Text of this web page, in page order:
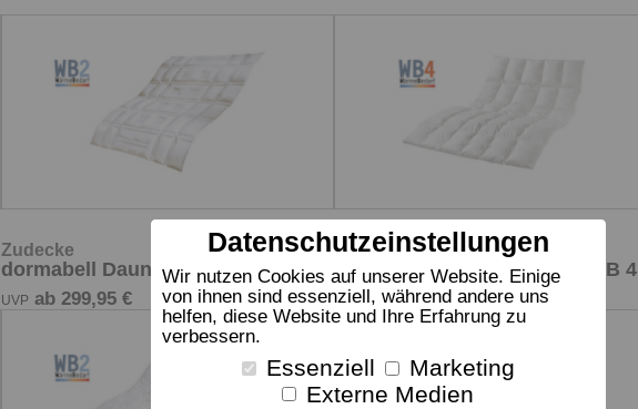
Zudecke
dormabell Daunen Edition WB 2
UVP ab 299,95 €
Zudecke
dormabell Daunen Edition WB 4
UVPab 599,95 €
Datenschutzeinstellungen
Wir nutzen Cookies auf unserer Website. Einige
von ihnen sind essenziell, während andere uns
helfen, diese Website und Ihre Erfahrung zu
verbessern.
Essenziell
Marketing
Externe Medien